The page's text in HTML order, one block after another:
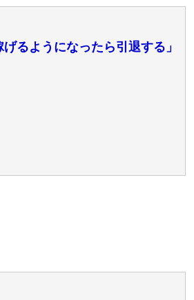
るようになったら引退する」